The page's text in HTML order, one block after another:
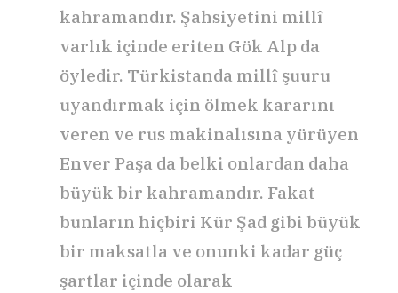
kahramandır. Şahsiyetini millî
varlık içinde eriten Gök Alp da
öyledir. Türkistanda millî şuuru
uyandırmak için ölmek kararını
veren ve rus makinalısına yürüyen
Enver Paşa da belki onlardan daha
büyük bir kahramandır. Fakat
bunların hiçbiri Kür Şad gibi büyük
bir maksatla ve onunki kadar güç
şartlar içinde olarak